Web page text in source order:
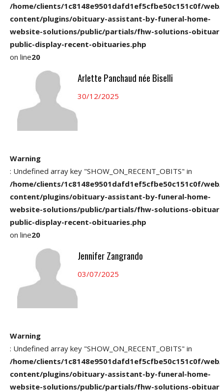
/home/clients/1c8148e9501dafd1ef5cfbe50c151c0f/
content/plugins/obituary-assistant-by-funeral-home-
website-solutions/public/partials/fhw-solutions-
public-display-recent-obituaries.php
on line20
Arlette Panchaud née Biselli
30/12/2025
Warning
: Undefined array key "SHOW_ON_RECENT_OBITS" in
/home/clients/1c8148e9501dafd1ef5cfbe50c151c0f/
content/plugins/obituary-assistant-by-funeral-home-
website-solutions/public/partials/fhw-solutions-
public-display-recent-obituaries.php
on line20
Jennifer Zangrando
03/07/2025
Warning
: Undefined array key "SHOW_ON_RECENT_OBITS" in
/home/clients/1c8148e9501dafd1ef5cfbe50c151c0f/
content/plugins/obituary-assistant-by-funeral-home-
website-solutions/public/partials/fhw-solutions-